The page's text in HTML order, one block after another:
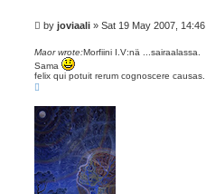
P
s
t
by joviaali » Sat 19 May 2007, 14:46
Maor wrote:Morfiini I.V:nä ...sairaalassa.
Sama
felix qui potuit rerum cognoscere causas.
p